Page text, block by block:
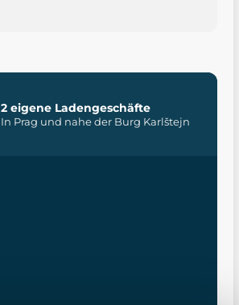
2 eigene Ladengeschäfte
In Prag und nahe der Burg Karlštejn